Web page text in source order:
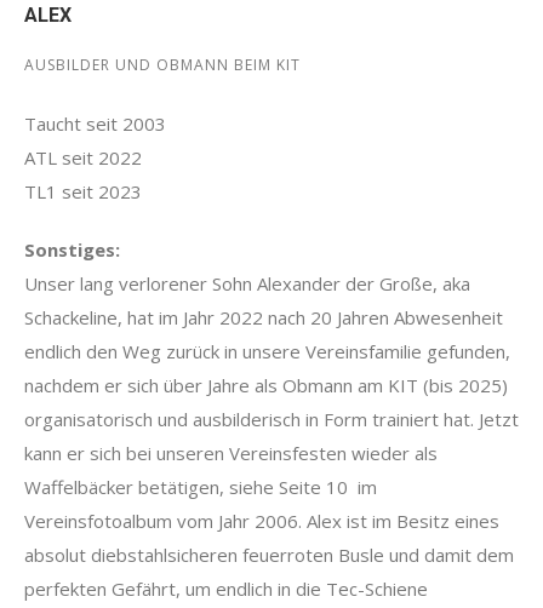
ALEX
AUSBILDER UND OBMANN BEIM KIT
Taucht seit 2003
ATL seit 2022
TL1 seit 2023
Sonstiges:
Unser lang verlorener Sohn Alexander der Große, aka
Schackeline, hat im Jahr 2022 nach 20 Jahren Abwesenheit
endlich den Weg zurück in unsere Vereinsfamilie gefunden,
nachdem er sich über Jahre als Obmann am KIT (bis 2025)
organisatorisch und ausbilderisch in Form trainiert hat. Jetzt
kann er sich bei unseren Vereinsfesten wieder als
Waffelbäcker betätigen, siehe Seite 10 im
Vereinsfotoalbum vom Jahr 2006. Alex ist im Besitz eines
absolut diebstahlsicheren feuerroten Busle und damit dem
perfekten Gefährt, um endlich in die Tec-Schiene